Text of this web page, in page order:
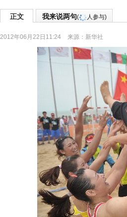
正文 我来说两句( 人参与)
2012年06月22日11:24 来源： 新华社